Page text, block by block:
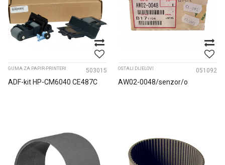
GUMA ZA PAPIR-PRINTERI 503015
ADF-kit HP-CM6040 CE487C
OSTALI DIJELOVI 051092
AW02-0048/senzor/o